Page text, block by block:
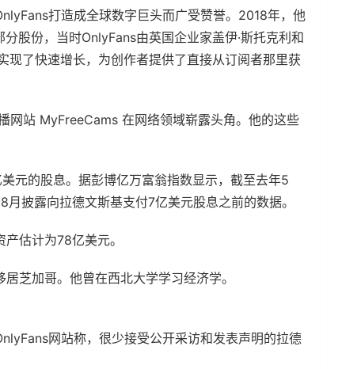
打造成全球数字巨头而广受赞誉。2018年，他
股份，当时OnlyFans由英国企业家盖伊·斯托克利和
现了快速增长，为创作者提供了直接从订阅者那里获
网站 MyFreeCams 在网络领域崭露头角。他的这些
元的股息。据彭博亿万富翁指数显示，截至去年5
披露向拉德文斯基支付7亿美元股息之前的数据。
估计为78亿美元。
芝加哥。他曾在西北大学学习经济学。
网站称，很少接受公开采访和发表声明的拉德